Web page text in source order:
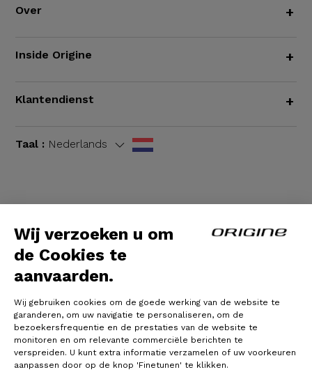
Wij verzoeken u om
de Cookies te
aanvaarden.
Wij gebruiken cookies om de goede werking van de website te
garanderen, om uw navigatie te personaliseren, om de
bezoekersfrequentie en de prestaties van de website te
monitoren en om relevante commerciële berichten te
verspreiden. U kunt extra informatie verzamelen of uw voorkeuren
aanpassen door op de knop 'Finetunen' te klikken.
Over +
Inside Origine +
Klantendienst +
Taal : Nederlands
© Origine Cycles